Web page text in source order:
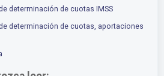
determinación de cuotas IMSS
determinación de cuotas, aportaciones